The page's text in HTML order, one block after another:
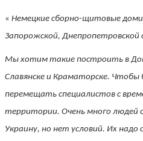
« Немецкие сборно-щитовые
Запорожской, Днепропетровской
Мы хотим такие построить в
Славянске и Краматорске. Чтобы
перемещать специалистов с
территории. Очень много
Украину, но нет условий. Их